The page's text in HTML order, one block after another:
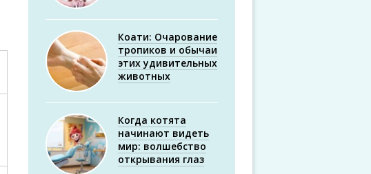
Коати: Очарование
тропиков и обычаи
этих удивительных
животных
Когда котята
начинают видеть
мир: волшебство
открывания глаз